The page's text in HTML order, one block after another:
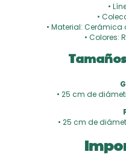
•
•
• Material:
• Colores:
• 25 cm de
• 25 cm de